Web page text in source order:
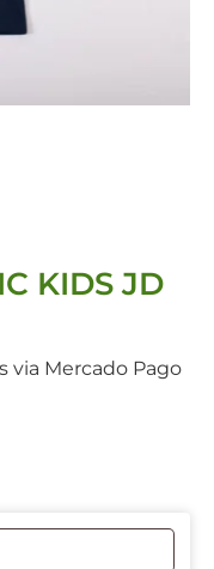
KIDS JD
via Mercado Pago